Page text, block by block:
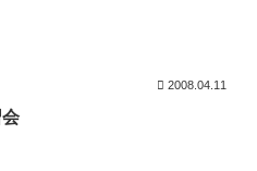
2008.04.11